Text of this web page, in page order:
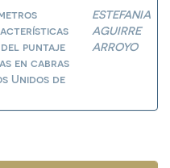
puntaje
en cabras
Unidos de
ESTEFANIA
AGUIRRE
ARROYO